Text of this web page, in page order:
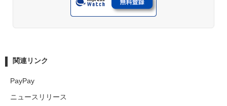
関連リンク
PayPay
ニュースリリース